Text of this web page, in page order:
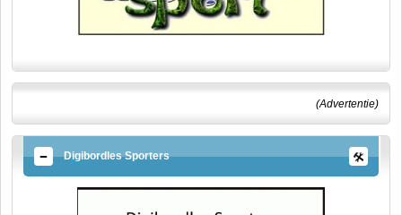
(Advertentie)
Digibordles Sporters